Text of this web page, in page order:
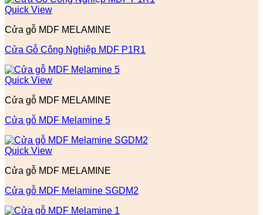
Quick View
Cửa gỗ MDF MELAMINE
Cửa Gỗ Công Nghiệp MDF P1R1
Quick View
Cửa gỗ MDF MELAMINE
Cửa gỗ MDF Melamine 5
Quick View
Cửa gỗ MDF MELAMINE
Cửa gỗ MDF Melamine SGDM2